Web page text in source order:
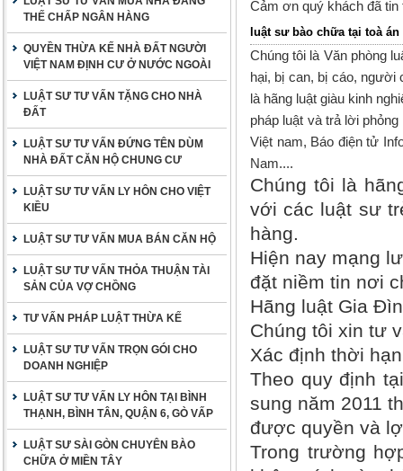
THẾ CHẤP NGÂN HÀNG
QUYỀN THỪA KẾ NHÀ ĐẤT NGƯỜI
VIỆT NAM ĐỊNH CƯ Ở NƯỚC NGOÀI
LUẬT SƯ TƯ VẤN TẶNG CHO NHÀ
ĐẤT
LUẬT SƯ TƯ VẤN ĐỨNG TÊN DÙM
NHÀ ĐẤT CĂN HỘ CHUNG CƯ
LUẬT SƯ TƯ VẤN LY HÔN CHO VIỆT
KIỀU
LUẬT SƯ TƯ VẤN MUA BÁN CĂN HỘ
LUẬT SƯ TƯ VẤN THỎA THUẬN TÀI
SẢN CỦA VỢ CHỒNG
TƯ VẤN PHÁP LUẬT THỪA KẾ
LUẬT SƯ TƯ VẤN TRỌN GÓI CHO
DOANH NGHIỆP
LUẬT SƯ TƯ VẤN LY HÔN TẠI BÌNH
THẠNH, BÌNH TÂN, QUẬN 6, GÒ VẤP
LUẬT SƯ SÀI GÒN CHUYÊN BÀO
CHỮA Ở MIỀN TÂY
Cảm ơn quý khách đã
luật sư bào chữa tại toà án
Chúng tôi là Văn phòng
hại, bị can, bị cáo, người
là hãng luật giàu kinh
pháp luật và trả lời
Việt nam, Báo điện tử
Nam....
Chúng tôi là
với các luật sư
hàng.
Hiện nay mạng
đặt niềm tin nơi
Hãng luật Gia
Chúng tôi xin tư
Xác định thời
Theo quy định
sung năm 2011
được quyền và
Trong trường